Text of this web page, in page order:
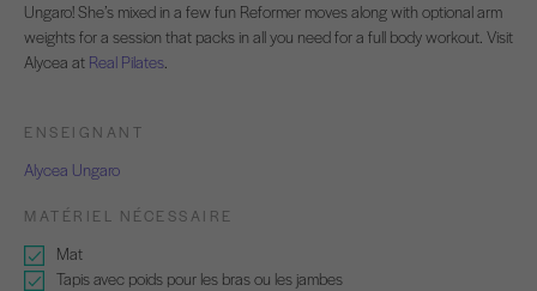
Ungaro! She’s mixed in a few fun Reformer moves along with optional arm
weights for a session that packs in all you need for a full body workout. Visit
Alycea at Real Pilates.
ENSEIGNANT
Alycea Ungaro
MATÉRIEL NÉCESSAIRE
Mat
Tapis avec poids pour les bras ou les jambes